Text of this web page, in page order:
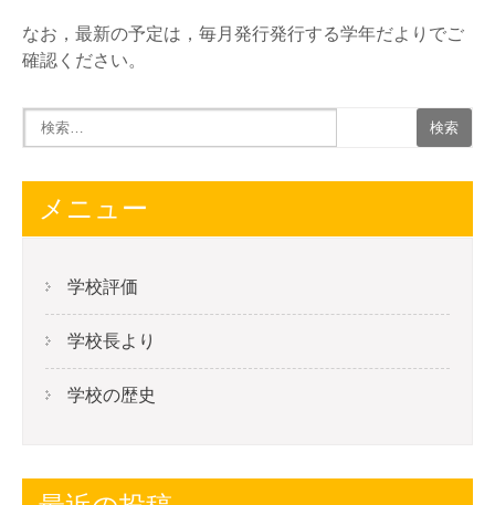
なお，最新の予定は，毎月発行発行する学年だよりでご
確認ください。
メニュー
学校評価
学校長より
学校の歴史